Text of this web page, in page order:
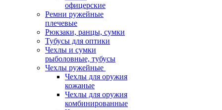
офицерские
Ремни ружейные
плечевые
Рюкзаки, ранцы, сумки
Тубусы для оптики
Чехлы и сумки
рыболовные, тубусы
Чехлы ружейные
Чехлы для оружия
кожаные
Чехлы для оружия
комбинированные